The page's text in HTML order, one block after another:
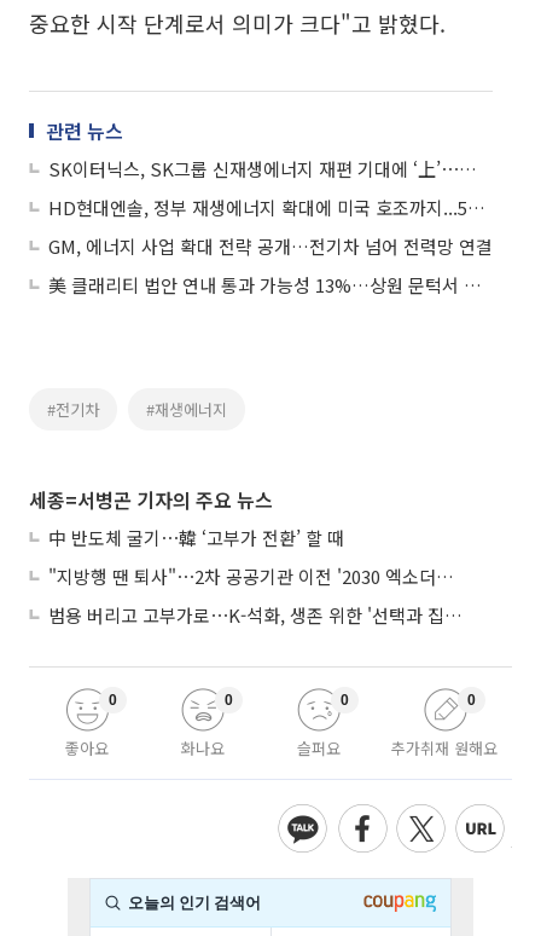
중요한 시작 단계로서 의미가 크다"고 밝혔다.
관련 뉴스
SK이터닉스, SK그룹 신재생에너지 재편 기대에 ‘上’⋯화신정공은 3연상
HD현대엔솔, 정부 재생에너지 확대에 미국 호조까지...5%대 급등
GM, 에너지 사업 확대 전략 공개…전기차 넘어 전력망 연결
美 클래리티 법안 연내 통과 가능성 13%…상원 문턱서 제동
#전기차 #재생에너지
세종=서병곤 기자의 주요 뉴스
中 반도체 굴기⋯韓 ‘고부가 전환’ 할 때
"지방행 땐 퇴사"⋯2차 공공기관 이전 '2030 엑소더스' 뇌관
범용 버리고 고부가로⋯K-석화, 생존 위한 '선택과 집중'
좋아요
0
화나요
0
슬퍼요
0
추가취재 원해요
0